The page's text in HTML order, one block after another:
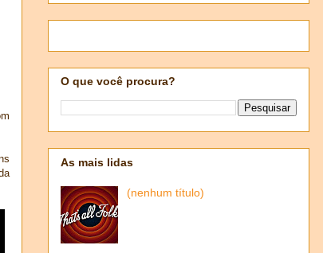
O que você procura?
As mais lidas
(nenhum título)